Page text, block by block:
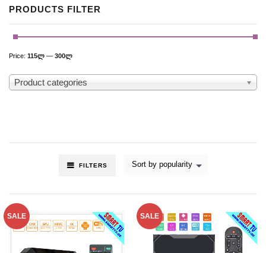
FILTERS Sort by popularity
SALE SALE
PRODUCTS FILTER
Price: 115ლ — 300ლ
Product categories